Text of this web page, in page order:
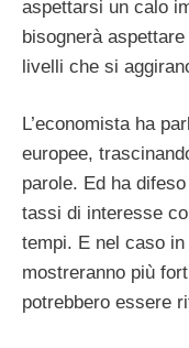
aspettarsi un calo
bisognerà
livelli che si
L’economista ha
europee,
parole. Ed ha
tassi di interesse
tempi. E nel caso in
mostreranno più
potrebbero essere